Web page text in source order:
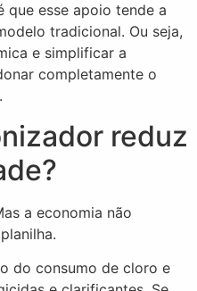
que esse apoio tende a
tradicional. Ou seja,
e simplificar a
completamente o
reduz
a economia não
do consumo de cloro e